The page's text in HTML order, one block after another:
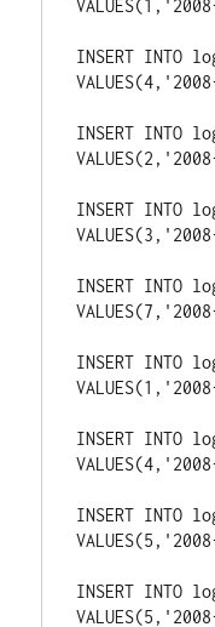
INSERT INTO
INSERT INTO
INSERT INTO
INSERT INTO
INSERT INTO
INSERT INTO
INSERT INTO
INSERT INTO